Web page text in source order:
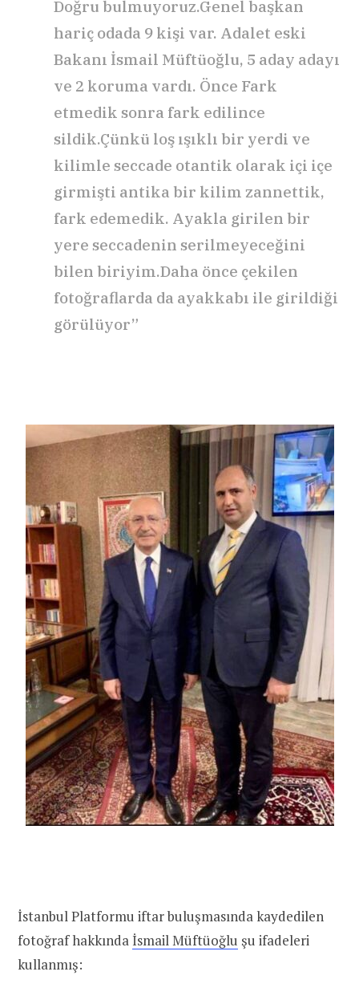
Doğru bulmuyoruz.Genel başkan
hariç odada 9 kişi var. Adalet eski
Bakanı İsmail Müftüoğlu, 5 aday adayı
ve 2 koruma vardı. Önce Fark
etmedik sonra fark edilince
sildik.Çünkü loş ışıklı bir yerdi ve
kilimle seccade otantik olarak içi içe
girmişti antika bir kilim zannettik,
fark edemedik. Ayakla girilen bir
yere seccadenin serilmeyeceğini
bilen biriyim.Daha önce çekilen
fotoğraflarda da ayakkabı ile girildiği
görülüyor”
İstanbul Platformu iftar buluşmasında kaydedilen
fotoğraf hakkında İsmail Müftüoğlu şu ifadeleri
kullanmış: